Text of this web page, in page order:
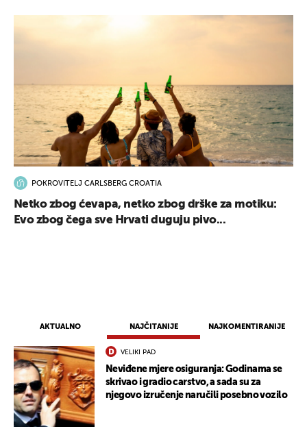
AKTUALNO NAJČITANIJE NAJKOMENTIRANIJE
VELIKI PAD
Neviđene mjere osiguranja: Godinama se
skrivao i gradio carstvo, a sada su za
njegovo izručenje naručili posebno vozilo
POKROVITELJ CARLSBERG CROATIA
Netko zbog ćevapa, netko zbog drške za motiku:
Evo zbog čega sve Hrvati duguju pivo...